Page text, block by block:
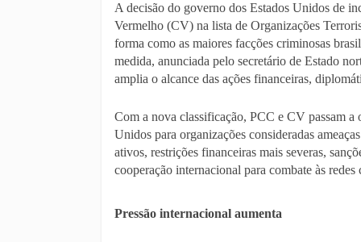
A decisão do governo dos Estados Unidos de
Vermelho (CV) na lista de Organizações
forma como as maiores facções criminosas
medida, anunciada pelo secretário de Estado
amplia o alcance das ações financeiras,
Com a nova classificação, PCC e CV passam
Unidos para organizações consideradas
ativos, restrições financeiras mais severas,
cooperação internacional para combate às redes
Pressão internacional aumenta